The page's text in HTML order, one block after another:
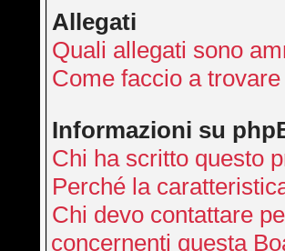
Allegati
Quali allegati sono
Come faccio a
Informazioni su
Chi ha scritto questo
Perché la
Chi devo contattare
concernenti questa